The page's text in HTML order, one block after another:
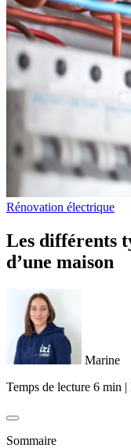
Rénovation électrique
Les différents
d’une maison
Marine
Temps de lecture 6 min |
Sommaire